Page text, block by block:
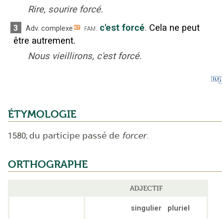
Rire, sourire forcé.
3 Adv. complexe fam. c'est forcé. Cela ne peut
être autrement.
Nous vieillirons, c'est forcé.
ÉTYMOLOGIE
1580; du participe passé de forcer.
ORTHOGRAPHE
ADJECTIF
singulier
pluriel